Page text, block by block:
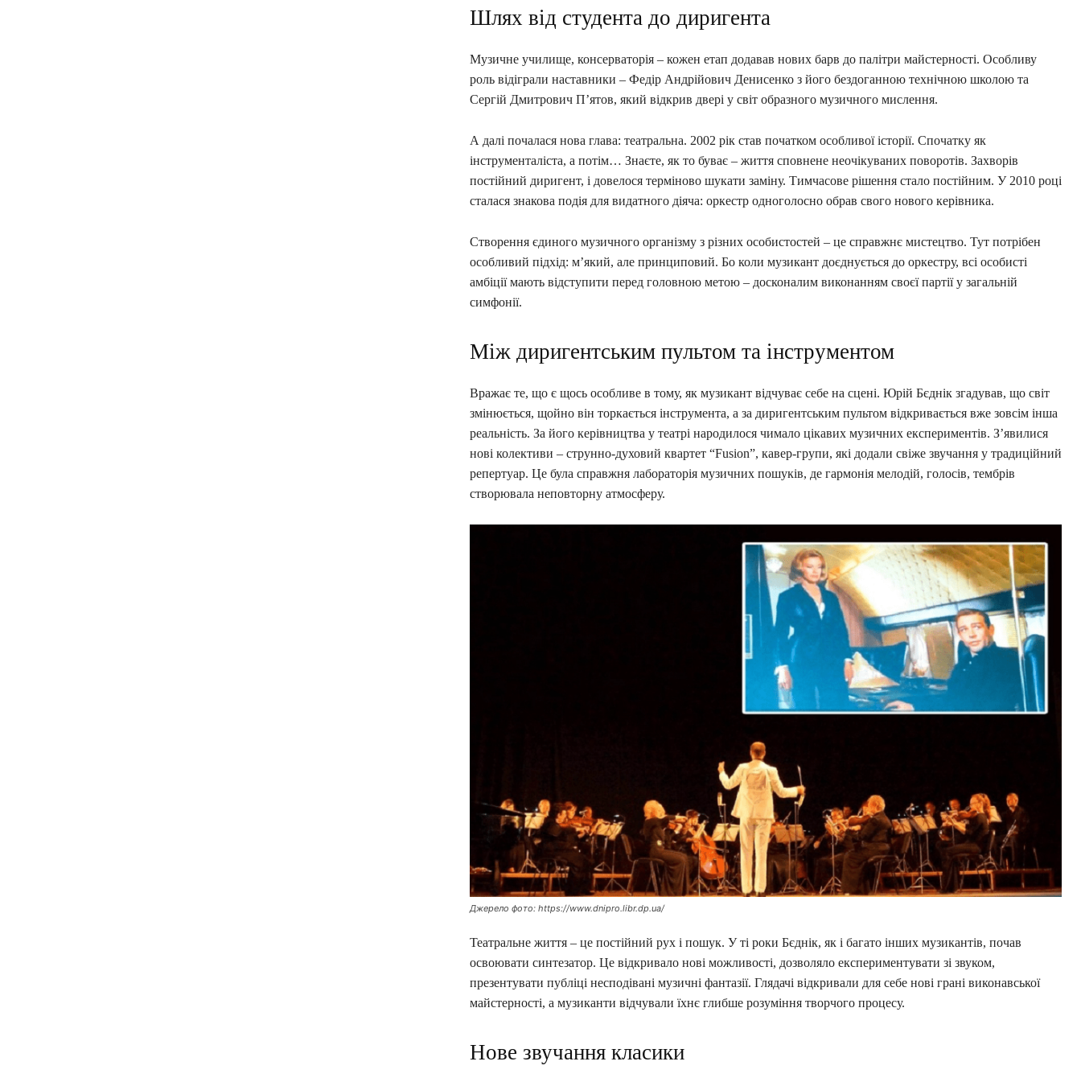
Шлях від студента до диригента
Музичне училище, консерваторія – кожен етап додавав нових барв до палітри майстерності. Особливу
роль відіграли наставники – Федір Андрійович Денисенко з його бездоганною технічною школою та
Сергій Дмитрович П’ятов, який відкрив двері у світ образного музичного мислення.
А далі почалася нова глава: театральна. 2002 рік став початком особливої історії. Спочатку як
інструменталіста, а потім… Знаєте, як то буває – життя сповнене неочікуваних поворотів. Захворів
постійний диригент, і довелося терміново шукати заміну. Тимчасове рішення стало постійним. У 2010 році
сталася знакова подія для видатного діяча: оркестр одноголосно обрав свого нового керівника.
Створення єдиного музичного організму з різних особистостей – це справжнє мистецтво. Тут потрібен
особливий підхід: м’який, але принциповий. Бо коли музикант доєднується до оркестру, всі особисті
амбіції мають відступити перед головною метою – досконалим виконанням своєї партії у загальній
симфонії.
Між диригентським пультом та інструментом
Вражає те, що є щось особливе в тому, як музикант відчуває себе на сцені. Юрій Бєднік згадував, що світ
змінюється, щойно він торкається інструмента, а за диригентським пультом відкривається вже зовсім інша
реальність. За його керівництва у театрі народилося чимало цікавих музичних експериментів. З’явилися
нові колективи – струнно-духовий квартет “Fusion”, кавер-групи, які додали свіже звучання у традиційний
репертуар. Це була справжня лабораторія музичних пошуків, де гармонія мелодій, голосів, тембрів
створювала неповторну атмосферу.
Джерело фото: https://www.dnipro.libr.dp.ua/
Театральне життя – це постійний рух і пошук. У ті роки Бєднік, як і багато інших музикантів, почав
освоювати синтезатор. Це відкривало нові можливості, дозволяло експериментувати зі звуком,
презентувати публіці несподівані музичні фантазії. Глядачі відкривали для себе нові грані виконавської
майстерності, а музиканти відчували їхнє глибше розуміння творчого процесу.
Нове звучання класики